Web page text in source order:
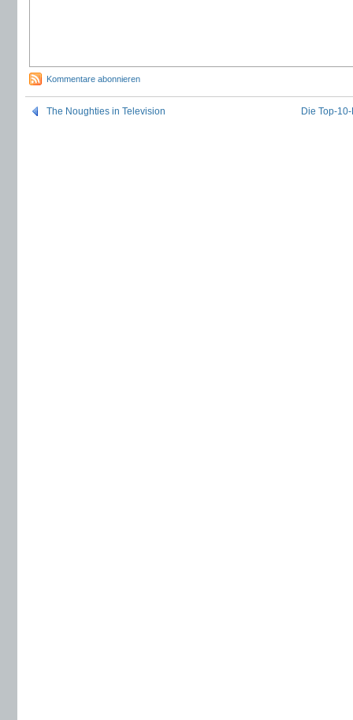
Kommentare abonnieren
The Noughties in Television Die Top-